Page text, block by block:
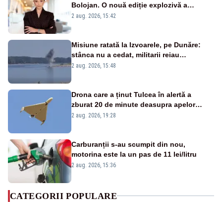
Bolojan. O nouă ediție explozivă a
emisiunii „Miza Zilei” la Realitatea PLUS
2 aug. 2026, 15:42
Misiune ratată la Izvoarele, pe Dunăre:
stânca nu a cedat, militarii reiau
detonările luni – VIDEO
2 aug. 2026, 15:48
Drona care a ținut Tulcea în alertă a
zburat 20 de minute deasupra apelor
României. Au fost ridicate două F-16
2 aug. 2026, 19:28
Carburanții s-au scumpit din nou,
motorina este la un pas de 11 lei/litru
2 aug. 2026, 15:36
CATEGORII POPULARE